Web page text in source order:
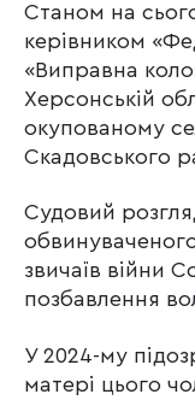
Станом на
керівником
«Виправна
Херсонській
окупованому
Скадовського
Судовий
звичаїв війни
позбавлення
У 2024-му
матері цього